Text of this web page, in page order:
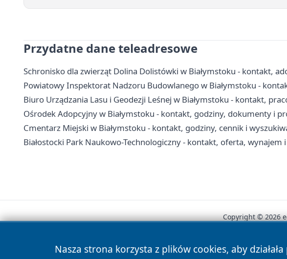
Przydatne dane teleadresowe
Schronisko dla zwierząt Dolina Dolistówki w Białymstoku - kontakt,
Powiatowy Inspektorat Nadzoru Budowlanego w Białymstoku -
Biuro Urządzania Lasu i Geodezji Leśnej w Białymstoku - kontakt,
Ośrodek Adopcyjny w Białymstoku - kontakt, godziny, dokumenty i
Cmentarz Miejski w Białymstoku - kontakt, godziny, cennik i
Białostocki Park Naukowo-Technologiczny - kontakt, oferta, wynajem
Nasza strona korzysta z plików cookies, aby
Copyright © 2026
News Autorzy